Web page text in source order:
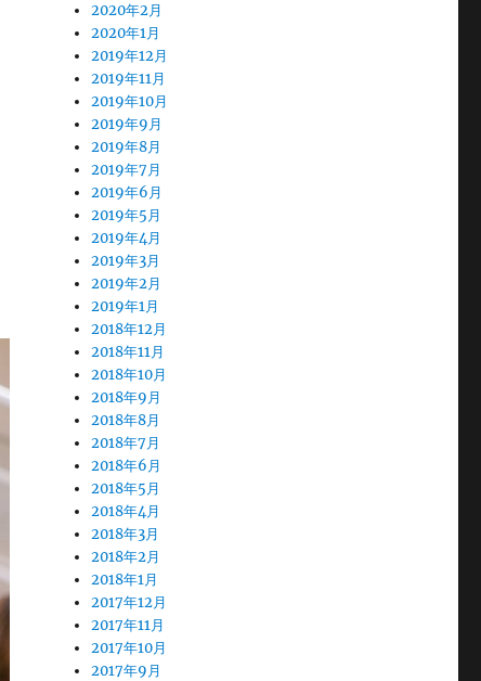
2020年2月
2020年1月
2019年12月
2019年11月
2019年10月
2019年9月
2019年8月
2019年7月
2019年6月
2019年5月
2019年4月
2019年3月
2019年2月
2019年1月
2018年12月
2018年11月
2018年10月
2018年9月
2018年8月
2018年7月
2018年6月
2018年5月
2018年4月
2018年3月
2018年2月
2018年1月
2017年12月
2017年11月
2017年10月
2017年9月